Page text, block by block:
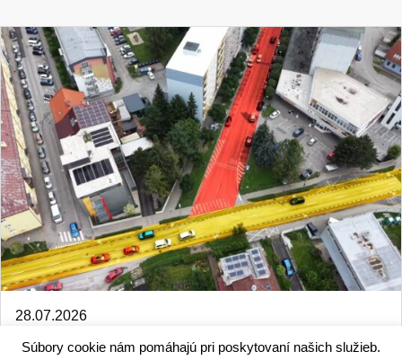
Od 3. augusta sa mení organizácia dopravy
28.07.2026
Súbory cookie nám pomáhajú pri poskytovaní našich služieb.